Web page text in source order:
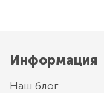
Информация
Наш блог